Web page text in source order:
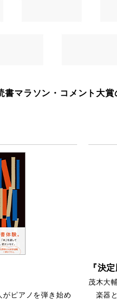
書マラソン・コメント大
ピアノを弾き始め
『決
茂木大
楽器と